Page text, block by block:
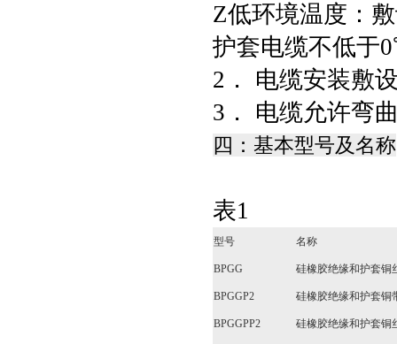
Z低环境温度：
护套电缆不低于
2． 电缆安装敷
3． 电缆允许弯
四：基本型号及名称
表1
型号 名称
BPGG 硅橡胶绝缘和护套铜
BPGGP2 硅橡胶绝缘和护套铜
BPGGPP2 硅橡胶绝缘和护套铜